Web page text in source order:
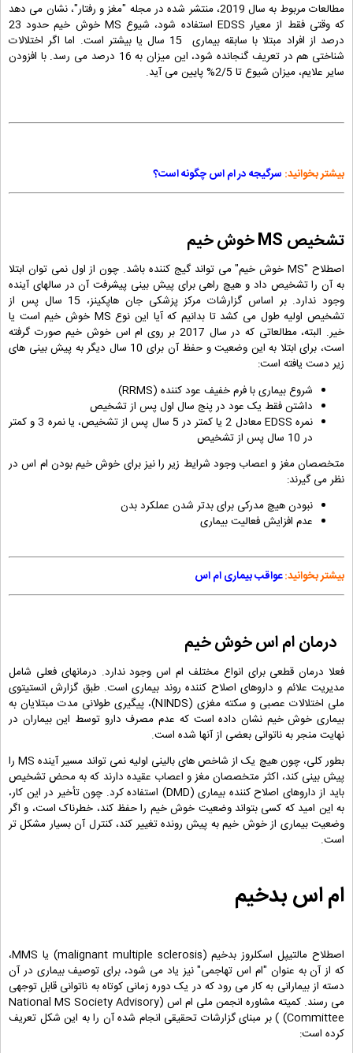
مطالعات مربوط به سال 2019، منتشر شده در مجله "مغز و رفتار"، نشان می دهد
که وقتی فقط از معیار EDSS استفاده شود، شیوع MS خوش خیم حدود 23
درصد از افراد مبتلا با سابقه بیماری 15 سال یا بیشتر است. اما اگر اختلالات
شناختی هم در تعریف گنجانده شود، این میزان به 16 درصد می رسد. با افزودن
سایر علایم، میزان شیوع تا 2/5% پایین می آید.
بیشتر بخوانید: سرگیجه در ام اس چگونه است؟
تشخیص MS خوش خیم
اصطلاح "MS خوش خیم" می تواند گیج کننده باشد. چون از اول نمی توان ابتلا
به آن را تشخیص داد و هیچ راهی برای پیش بینی پیشرفت آن در سالهای آینده
وجود ندارد. بر اساس گزارشات مرکز پزشکی جان هاپکینز، 15 سال پس از
تشخیص اولیه طول می کشد تا بدانیم که آیا این نوع MS خوش خیم است یا
خیر. البته، مطالعاتی که در سال 2017 بر روی ام اس خوش خیم صورت گرفته
است، برای ابتلا به این وضعیت و حفظ آن برای 10 سال دیگر به پیش بینی های
زیر دست یافته است:
شروع بیماری با فرم خفیف عود کننده (RRMS)
داشتن فقط یک عود در پنج سال اول پس از تشخیص
نمره EDSS معادل 2 یا کمتر در 5 سال پس از تشخیص، یا نمره 3 و کمتر
در 10 سال پس از تشخیص
متخصصان مغز و اعصاب وجود شرایط زیر را نیز برای خوش خیم بودن ام اس در
نظر می گیرند:
نبودن هیچ مدرکی برای بدتر شدن عملکرد بدن
عدم افزایش فعالیت بیماری
بیشتر بخوانید:عواقب بیماری ام اس
درمان ام اس خوش خیم
فعلا درمان قطعی برای انواع مختلف ام اس وجود ندارد. درمانهای فعلی شامل
مدیریت علائم و داروهای اصلاح کننده روند بیماری است. طبق گزارش انستیتوی
ملی اختلالات عصبی و سکته مغزی (NINDS)، پیگیری طولانی مدت مبتلایان به
بیماری خوش خیم نشان داده است که عدم مصرف دارو توسط این بیماران در
نهایت منجر به ناتوانی بعضی از آنها شده است.
بطور کلی، چون هیچ یک از شاخص های بالینی اولیه نمی تواند مسیر آینده MS را
پیش بینی کند، اکثر متخصصان مغز و اعصاب عقیده دارند که به محض تشخیص
باید از داروهای اصلاح کننده بیماری (DMD) استفاده کرد. چون تأخیر در این کار،
به این امید که کسی بتواند وضعیت خوش خیم را حفظ کند، خطرناک است، و اگر
وضعیت بیماری از خوش خیم به پیش رونده تغییر کند، کنترل آن بسیار مشکل تر
است.
ام اس بدخیم
اصطلاح مالتیپل اسکلروز بدخیم (malignant multiple sclerosis) یا MMS،
که از آن به عنوان "ام اس تهاجمی" نیز یاد می شود، برای توصیف بیماری در آن
دسته از بیمارانی به کار می رود که در یک دوره زمانی کوتاه به ناتوانی قابل توجهی
می رسند. کمیته مشاوره انجمن ملی ام اس (National MS Society Advisory
Committee) ) بر مبنای گزارشات تحقیقی انجام شده آن را به این شکل تعریف
کرده است: